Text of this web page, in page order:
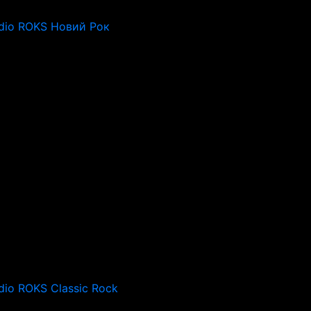
ROKS Новий Рок
ROKS Classic Rock